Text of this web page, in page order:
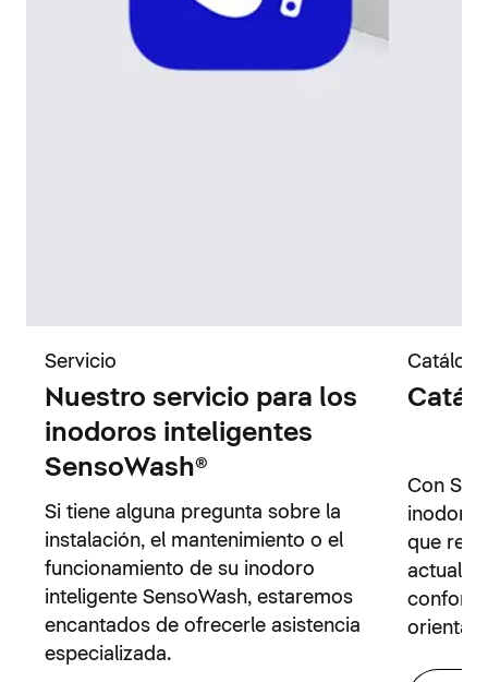
Servicio
Nuestro servicio para los
inodoros inteligentes
SensoWash®
Si tiene alguna pregunta sobre la
instalación, el mantenimiento o el
funcionamiento de su inodoro
inteligente SensoWash, estaremos
encantados de ofrecerle asistencia
especializada.
Con
que
confort